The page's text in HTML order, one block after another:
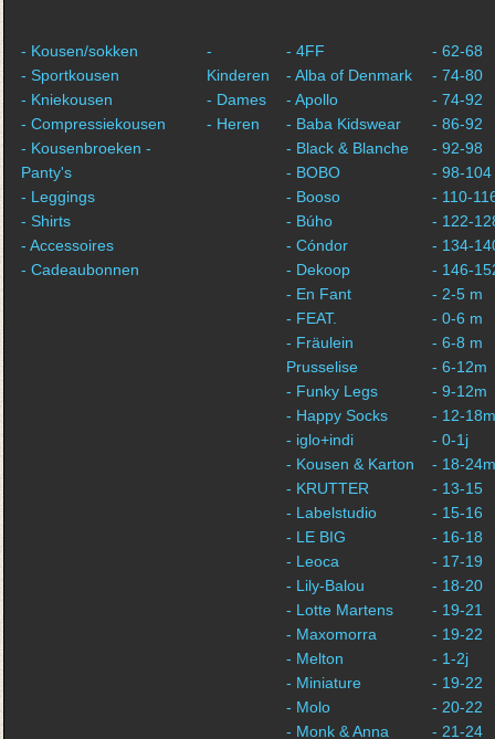
- Kousen/sokken
- Sportkousen
- Kniekousen
- Compressiekousen
- Kousenbroeken -
Panty's
- Leggings
- Shirts
- Accessoires
- Cadeaubonnen
-
Kinderen
- Dames
- Heren
- 4FF
- Alba of Denmark
- Apollo
- Baba Kidswear
- Black & Blanche
- BOBO
- Booso
- Búho
- Cóndor
- Dekoop
- En Fant
- FEAT.
- Fräulein
Prusselise
- Funky Legs
- Happy Socks
- iglo+indi
- Kousen & Karton
- KRUTTER
- Labelstudio
- LE BIG
- Leoca
- Lily-Balou
- Lotte Martens
- Maxomorra
- Melton
- Miniature
- Molo
- Monk & Anna
- 62-68
- 74-80
- 74-92
- 86-92
- 92-98
- 98-104
- 110-
- 122-
- 134-
- 146-
- 2-5 m
- 0-6 m
- 6-8 m
- 6-12m
- 9-12m
- 12-18m
- 0-1j
- 18-24m
- 13-15
- 15-16
- 16-18
- 17-19
- 18-20
- 19-21
- 19-22
- 1-2j
- 19-22
- 20-22
- 21-24